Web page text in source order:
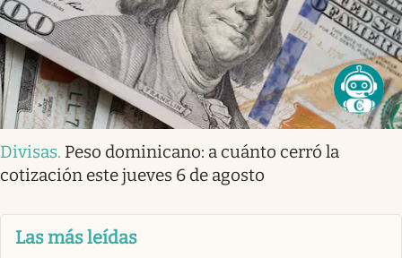
Divisas. Peso dominicano: a cuánto cerró la
cotización este jueves 6 de agosto
Las más leídas